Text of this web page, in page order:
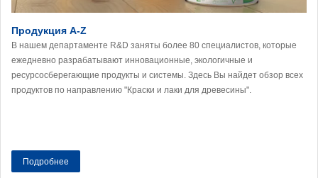
Продукция A-Z
В нашем департаменте R&D заняты более 80 специалистов, которые
ежедневно разрабатывают инновационные, экологичные и
ресурсосберегающие продукты и системы. Здесь Вы найдет обзор всех
продуктов по направлению "Краски и лаки для древесины".
Подробнее